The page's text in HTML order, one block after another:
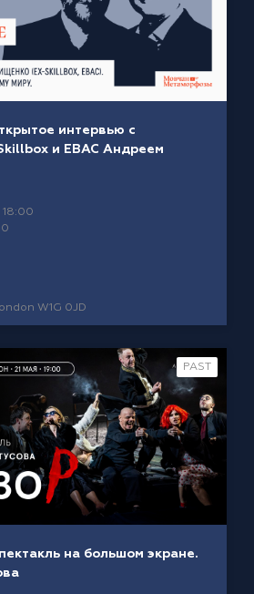
интервью с
и EBAC Андреем
18:00
W1G 0JD
PAST
на большом экране.